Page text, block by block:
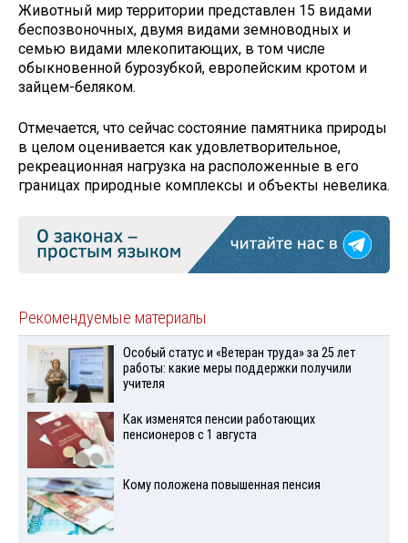
Животный мир территории представлен 15 видами
беспозвоночных, двумя видами земноводных и
семью видами млекопитающих, в том числе
обыкновенной бурозубкой, европейским кротом и
зайцем-беляком.
Отмечается, что сейчас состояние памятника природы
в целом оценивается как удовлетворительное,
рекреационная нагрузка на расположенные в его
границах природные комплексы и объекты невелика.
Рекомендуемые материалы
Особый статус и «Ветеран труда» за 25 лет
работы: какие меры поддержки получили
учителя
Как изменятся пенсии работающих
пенсионеров с 1 августа
Кому положена повышенная пенсия